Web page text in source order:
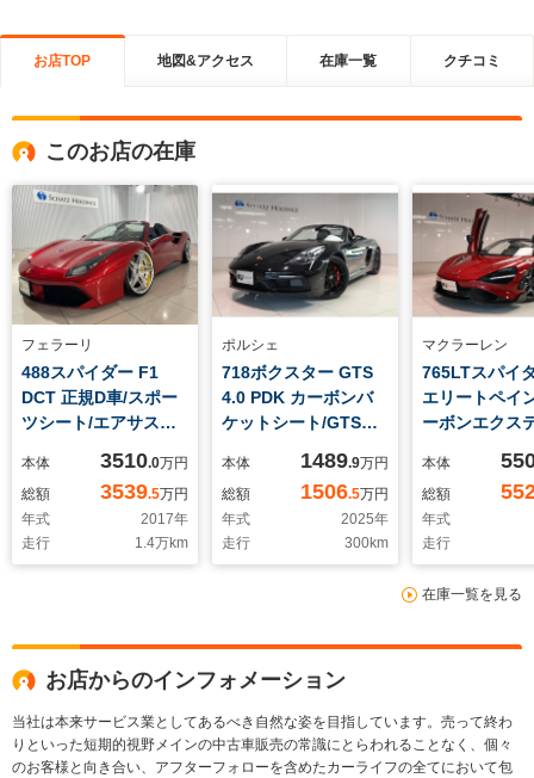
お店TOP 地図&アクセス 在庫一覧 クチコミ
このお店の在庫
フェラーリ
488スパイダー F1
DCT 正規D車/スポー
ツシート/エアサスペ
フトマフラー/ECUチ
ューニング/デイライ
トキット/カーボンフ
ァイバーOP
本体 3510.0万円
総額
3539.5万円
年式
2017年
走行
1.4万km
ポルシェ
718ボクスター GTS
4.0 PDK カーボンバ
ケットシート/GTSイ
カーマインレッ
ド/PDLS付LEDヘッド
ライト/ティンテッド
LEDテール/カーボン
インテリアトリム
本体 1489.9万円
総額
1506.5万円
年式
2025年
走行
300km
マクラーレン
765LTスパイ
エリートペイ
ーボンエクス
アディフュー
スポークスー
トウエイトホ
カーボンサイ
ネル/カーボン
トエアインテ
本体
総額
年式
走行
在庫一覧を見る
お店からのインフォメーション
当社は本来サービス業としてあるべき自然な姿を目指しています。売って終わ
りといった短期的視野メインの中古車販売の常識にとらわれることなく、個々
のお客様と向き合い、アフターフォローを含めたカーライフの全てにおいて包